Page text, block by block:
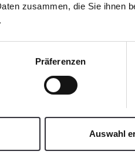
zusammen, die Sie ihnen
Präferenzen
Auswahl